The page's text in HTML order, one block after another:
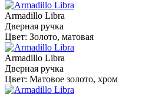
Armadillo Libra
Дверная ручка
Цвет: Золото, матовая
Armadillo Libra
Дверная ручка
Цвет: Матовое золото, хром